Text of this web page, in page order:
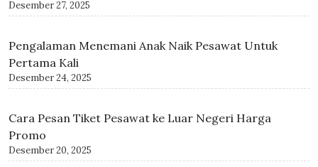
Desember 27, 2025
Pengalaman Menemani Anak Naik Pesawat Untuk
Pertama Kali
Desember 24, 2025
Cara Pesan Tiket Pesawat ke Luar Negeri Harga
Promo
Desember 20, 2025